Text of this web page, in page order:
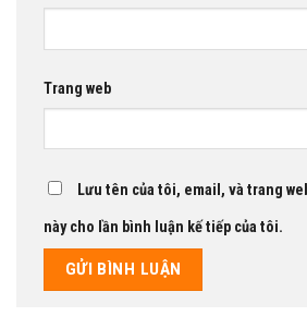
Trang web
Lưu tên của tôi, email, và trang
này cho lần bình luận kế tiếp của tôi.